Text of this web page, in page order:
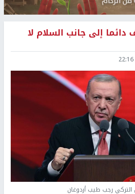
دائما إلى جانب السلام لا
التركي رجب طيب أردوغان